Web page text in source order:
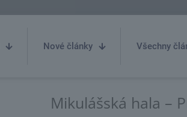
Nové články Všechny
Mikulášská hala –